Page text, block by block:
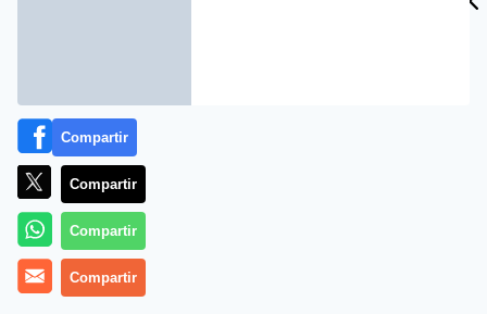
El incidente tuvo lugar en el norte de Londres, Reino
Unido, a primeras horas del domingo, según informa
Compartir
Compartir
Compartir
Compartir